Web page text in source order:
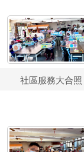
社區服務大合照